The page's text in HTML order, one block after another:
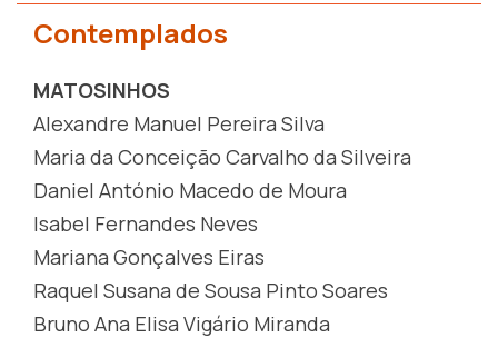
Contemplados
MATOSINHOS
Alexandre Manuel Pereira Silva
Maria da Conceição Carvalho da Silveira
Daniel António Macedo de Moura
Isabel Fernandes Neves
Mariana Gonçalves Eiras
Raquel Susana de Sousa Pinto Soares
Bruno Ana Elisa Vigário Miranda